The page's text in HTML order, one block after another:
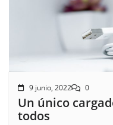
9 junio, 2022 0
Un único
todos